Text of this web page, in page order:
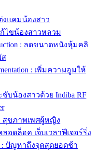
งแคมน้องสาว
ก้ไขน้องสาวหลวม
: ลดขนาดหนังหุ้มคลิ
ส
: เพิ่มความอูมให้
ชับน้องสาวด้วย Indiba RF
: สุขภาพเพศผู้หญิง
ลอดล็อค เจ็บเวลาฟีเจอร์ริ่ง
: ปัญหาถึงจุดสุดยอดช้า